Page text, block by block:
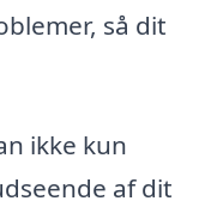
så dit
ikke kun
af dit